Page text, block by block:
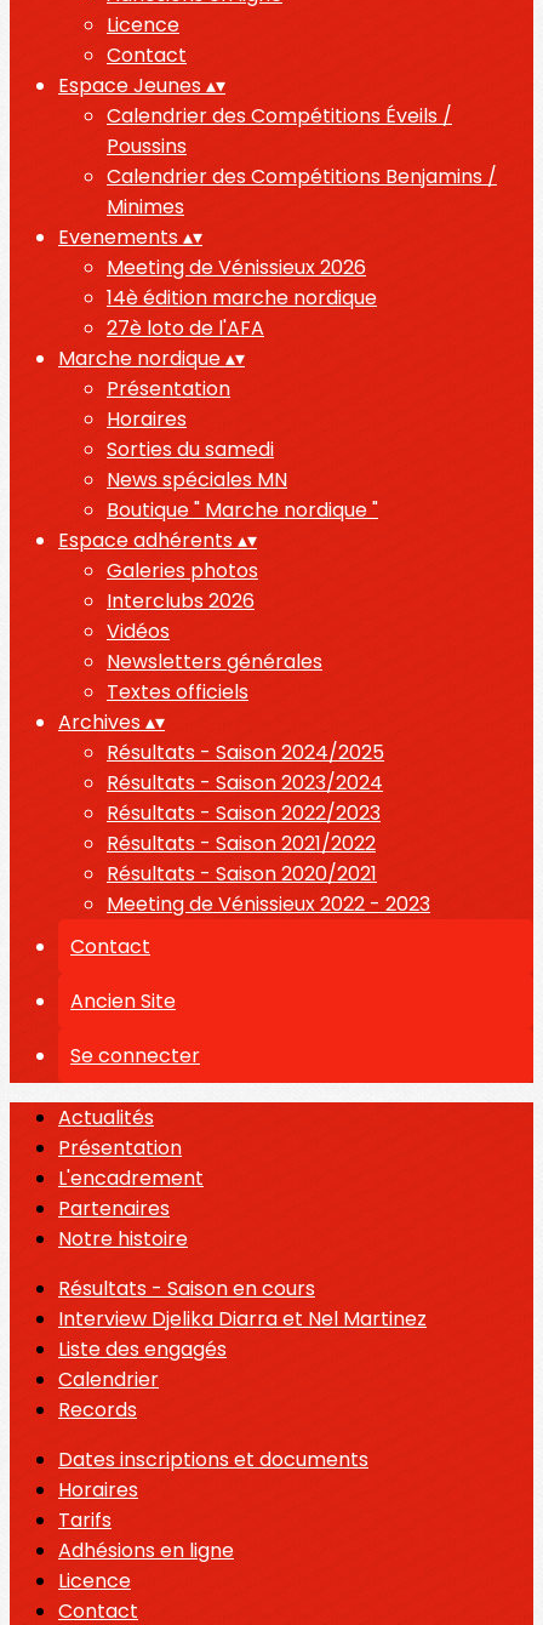
Licence
Contact
Espace Jeunes▴▾
Calendrier des Compétitions Éveils /
Poussins
Calendrier des Compétitions Benjamins /
Minimes
Evenements▴▾
Meeting de Vénissieux 2026
14è édition marche nordique
27è loto de l'AFA
Marche nordique▴▾
Présentation
Horaires
Sorties du samedi
News spéciales MN
Boutique " Marche nordique "
Espace adhérents▴▾
Galeries photos
Interclubs 2026
Vidéos
Newsletters générales
Textes officiels
Archives▴▾
Résultats - Saison 2024/2025
Résultats - Saison 2023/2024
Résultats - Saison 2022/2023
Résultats - Saison 2021/2022
Résultats - Saison 2020/2021
Meeting de Vénissieux 2022 - 2023
Contact
Ancien Site
Se connecter
Actualités
Présentation
L'encadrement
Partenaires
Notre histoire
Résultats - Saison en cours
Interview Djelika Diarra et Nel Martinez
Liste des engagés
Calendrier
Records
Dates inscriptions et documents
Horaires
Tarifs
Adhésions en ligne
Licence
Contact